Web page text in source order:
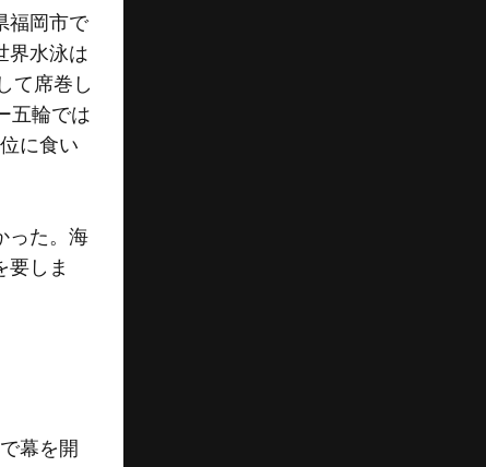
福岡市で
界水泳は
て席巻し
五輪では
に食い
った。海
要しま
幕を開